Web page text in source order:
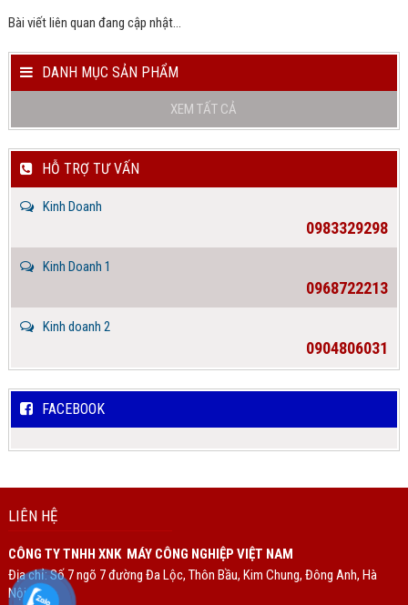
Bài viết liên quan đang cập nhật...
DANH MỤC SẢN PHẨM
XEM TẤT CẢ
HỖ TRỢ TƯ VẤN
Kinh Doanh
0983329298
Kinh Doanh 1
0968722213
Kinh doanh 2
0904806031
FACEBOOK
LIÊN HỆ
CÔNG TY TNHH XNK MÁY CÔNG NGHIỆP VIỆT NAM
Địa chỉ: Số 7 ngõ 7 đường Đa Lộc, Thôn Bầu, Kim Chung, Đông Anh, Hà
Nội.